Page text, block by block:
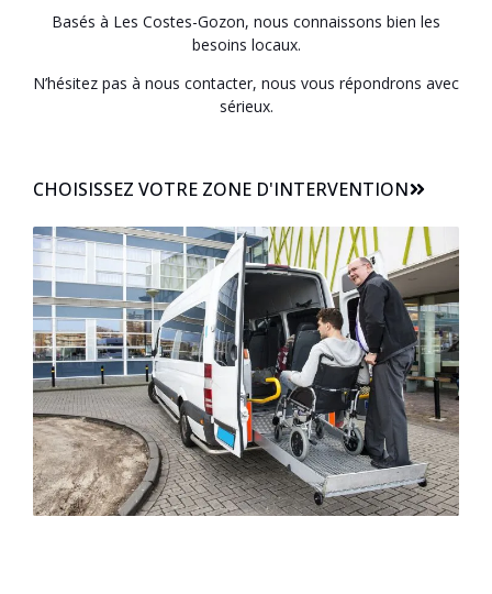
Basés à Les Costes-Gozon, nous connaissons bien les
besoins locaux.
N’hésitez pas à nous contacter, nous vous répondrons avec
sérieux.
CHOISISSEZ VOTRE ZONE D'INTERVENTION